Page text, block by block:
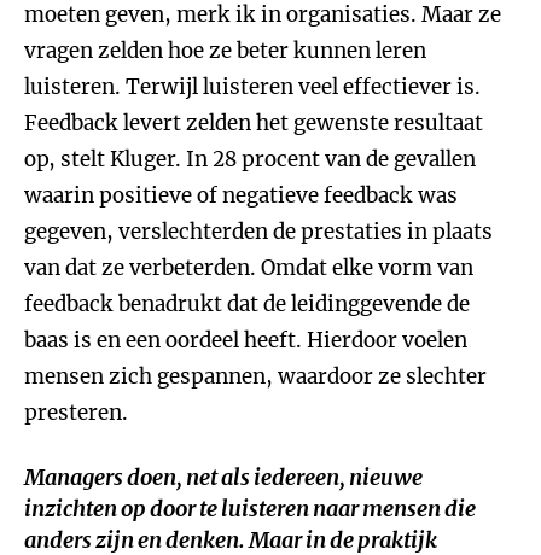
moeten geven, merk ik in organisaties. Maar ze
vragen zelden hoe ze beter kunnen leren
luisteren. Terwijl luisteren veel effectiever is.
Feedback levert zelden het gewenste resultaat
op, stelt Kluger. In 28 procent van de gevallen
waarin positieve of negatieve feedback was
gegeven, verslechterden de prestaties in plaats
van dat ze verbeterden. Omdat elke vorm van
feedback benadrukt dat de leidinggevende de
baas is en een oordeel heeft. Hierdoor voelen
mensen zich gespannen, waardoor ze slechter
presteren.
Managers doen, net als iedereen, nieuwe
inzichten op door te luisteren naar mensen die
anders zijn en denken. Maar in de praktijk